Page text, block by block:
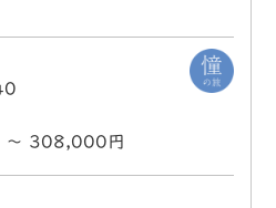
308,000円